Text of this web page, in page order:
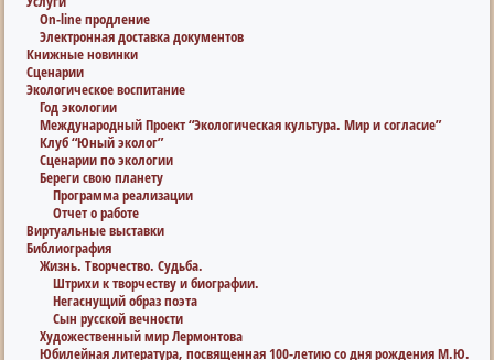
On-line продление
Электронная доставка документов
Книжные новинки
Сценарии
Экологическое воспитание
Год экологии
Международный Проект “Экологическая культура. Мир и согласие”
Клуб “Юный эколог”
Сценарии по экологии
Береги свою планету
Программа реализации
Отчет о работе
Виртуальные выставки
Библиография
Жизнь. Творчество. Судьба.
Штрихи к творчеству и биографии.
Негаснущий образ поэта
Сын русской вечности
Художественный мир Лермонтова
Юбилейная литература, посвященная 100-летию со дня рождения М.Ю.